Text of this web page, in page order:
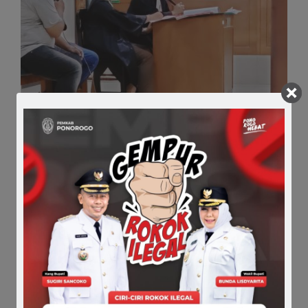
Sidang Pemeriksaan Saksi Diruang Sidang Cakra Di
Pengadilan Negeri Ponorogo
Comments
Share it :